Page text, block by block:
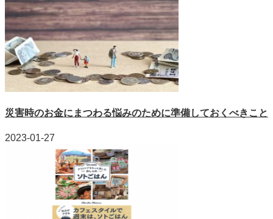
災害時のお金にまつわる悩みのために準備しておくべきこと
2023-01-27